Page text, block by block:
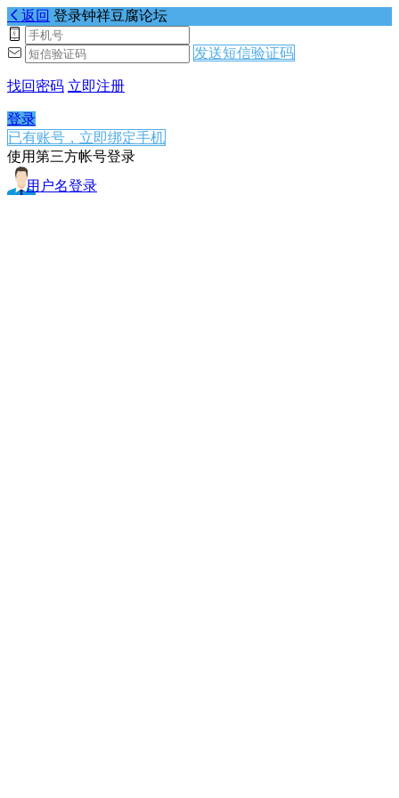
返回 登录钟祥豆腐论坛
发送短信验证码
找回密码 立即注册
登录
已有账号，立即绑定手机
使用第三方帐号登录
用户名登录